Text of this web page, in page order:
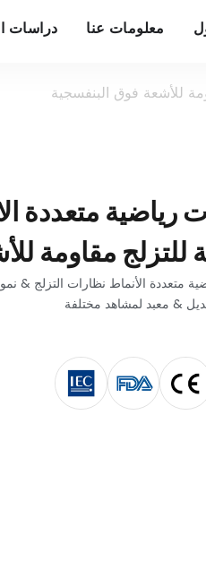
معلومات عنا دراسات
للأشعة فوق البنفسجية
رياضية متعددة
للتزلج مقاومة
متعددة الأنماط نظارات التزلج &
& معبد لمشاهد مختلفة